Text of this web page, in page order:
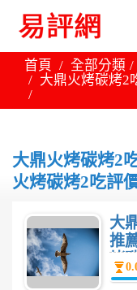
首頁 全部分類
大鼎火烤碳烤2
大鼎火烤碳烤2
火烤碳烤2吃評
大
推
烤
價?